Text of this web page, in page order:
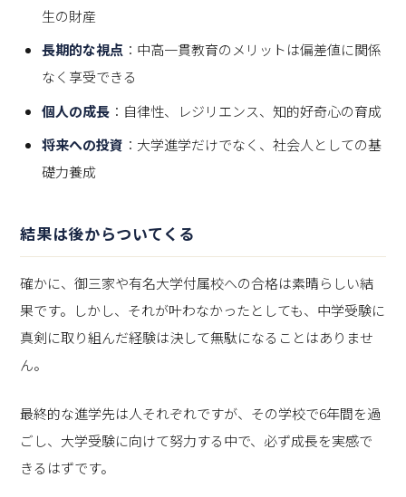
生の財産
長期的な視点 ：中高一貫教育のメリットは偏差値に関係
なく享受できる
個人の成長 ：自律性、レジリエンス、知的好奇心の育成
将来への投資 ：大学進学だけでなく、社会人としての基
礎力養成
結果は後からついてくる
確かに、御三家や有名大学付属校への合格は素晴らしい結
果です。しかし、それが叶わなかったとしても、中学受験に
真剣に取り組んだ経験は決して無駄になることはありませ
ん。
最終的な進学先は人それぞれですが、その学校で6年間を過
ごし、大学受験に向けて努力する中で、必ず成長を実感で
きるはずです。